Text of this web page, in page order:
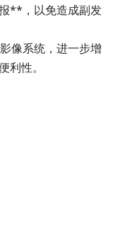
**，以免造成副发
像系统，进一步增
利性。